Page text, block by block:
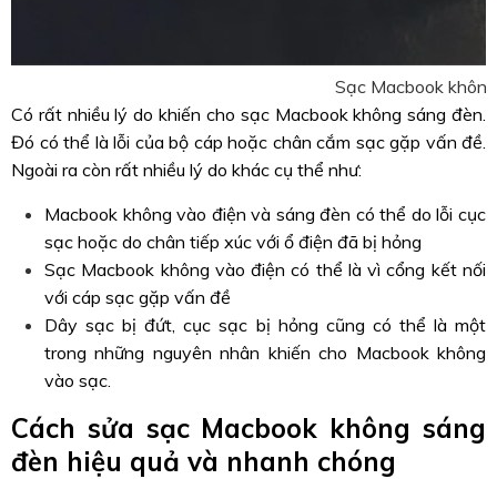
Sạc Macbook
Có rất nhiều lý do khiến cho sạc Macbook không sáng đèn.
Đó có thể là lỗi của bộ cáp hoặc chân cắm sạc gặp vấn đề.
Ngoài ra còn rất nhiều lý do khác cụ thể như:
Macbook không vào điện và sáng đèn có thể do lỗi cục
sạc hoặc do chân tiếp xúc với ổ điện đã bị hỏng
Sạc Macbook không vào điện có thể là vì cổng kết nối
với cáp sạc gặp vấn đề
Dây sạc bị đứt, cục sạc bị hỏng cũng có thể là một
trong những nguyên nhân khiến cho Macbook không
vào sạc.
Cách sửa sạc Macbook không sáng
đèn hiệu quả và nhanh chóng